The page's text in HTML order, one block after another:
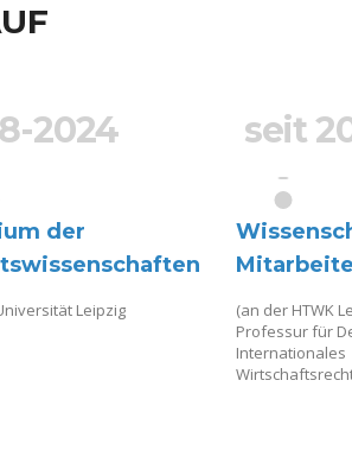
2024
der
Leipzig
seit
(an der HTWK
Professur für
Internationales